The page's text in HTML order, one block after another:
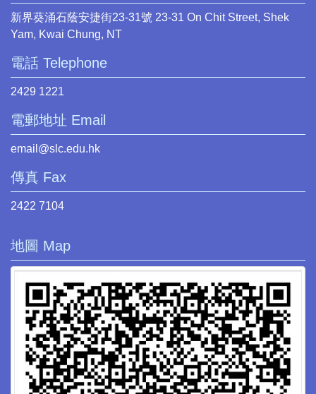
新界葵涌石蔭安捷街23-31號 23-31 On Chit Street, Shek
Yam, Kwai Chung, NT
電話 Telephone
2429 1221
電郵地址 Email
email@slc.edu.hk
傳真 Fax
2422 7104
地圖 Map